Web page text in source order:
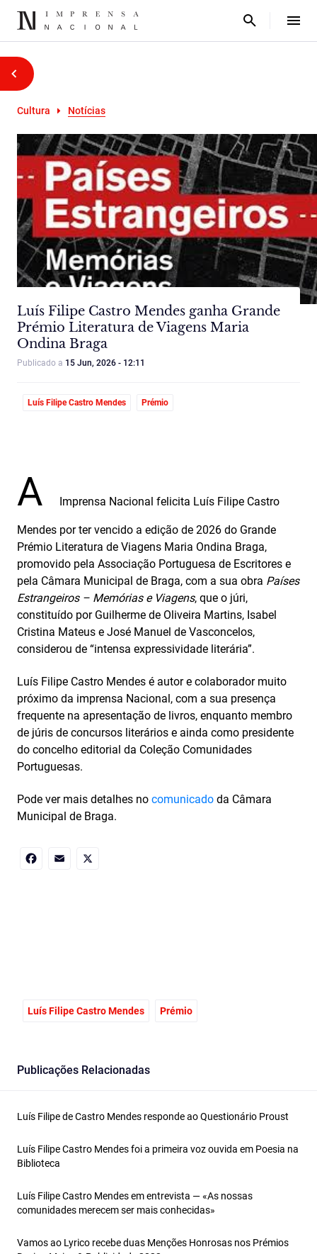
Cultura Notícias
Luís Filipe Castro Mendes ganha Grande
Prémio Literatura de Viagens Maria
Ondina Braga
Publicado a 15 Jun, 2026 - 12:11
Luís Filipe Castro Mendes Prémio
A Imprensa Nacional felicita Luís Filipe Castro
Mendes por ter vencido a edição de 2026 do Grande
Prémio Literatura de Viagens Maria Ondina Braga,
promovido pela Associação Portuguesa de Escritores e
pela Câmara Municipal de Braga, com a sua obra Países
Estrangeiros – Memórias e Viagens, que o júri,
constituído por Guilherme de Oliveira Martins, Isabel
Cristina Mateus e José Manuel de Vasconcelos,
considerou de “intensa expressividade literária”.
Luís Filipe Castro Mendes é autor e colaborador muito
próximo da imprensa Nacional, com a sua presença
frequente na apresentação de livros, enquanto membro
de júris de concursos literários e ainda como presidente
do concelho editorial da Coleção Comunidades
Portuguesas.
Pode ver mais detalhes no comunicado da Câmara
Municipal de Braga.
Luís Filipe Castro Mendes Prémio
Publicações Relacionadas
Luís Filipe de Castro Mendes responde ao Questionário Proust
Luís Filipe Castro Mendes foi a primeira voz ouvida em Poesia na
Biblioteca
Luís Filipe Castro Mendes em entrevista — «As nossas
comunidades merecem ser mais conhecidas»
Vamos ao Lyrico recebe duas Menções Honrosas nos Prémios